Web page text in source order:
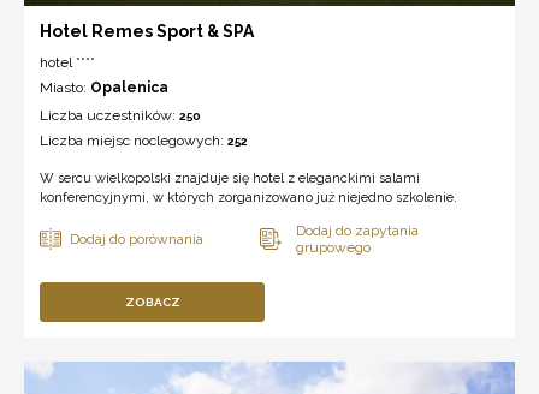
Hotel Remes Sport & SPA
hotel ****
Miasto: Opalenica
Liczba uczestników: 250
Liczba miejsc noclegowych: 252
W sercu wielkopolski znajduje się hotel z eleganckimi salami
konferencyjnymi, w których zorganizowano już niejedno szkolenie.
ZOBACZ